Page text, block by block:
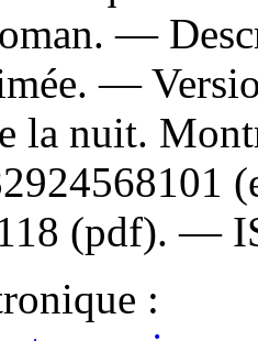
—
—
la nuit.
(pdf). —
: